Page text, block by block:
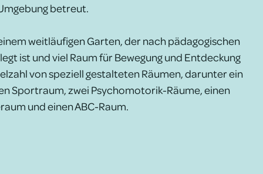
betreut.
weitläufigen Garten, der nach pädagogischen
ist und viel Raum für Bewegung und Entdeckung
von speziell gestalteten Räumen, darunter ein
Sportraum, zwei Psychomotorik-Räume, einen
und einen ABC-Raum.